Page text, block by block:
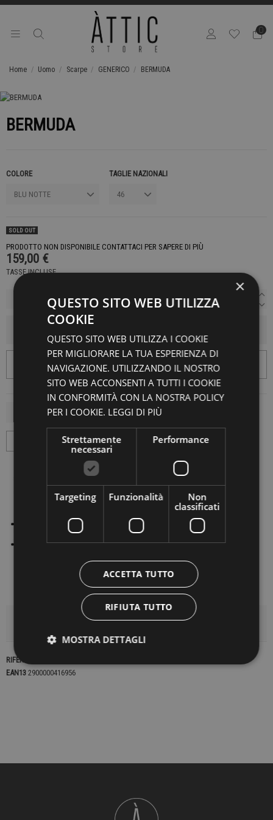
0
Home Uomo Scarpe GENERICO BERMUDA
BERMUDA
COLORE TAGLIE NAZIONALI
SOLD OUT
PRODOTTO NON DISPONIBILE CONTATTACI PER SAPERE DI PIÙ
159,00 €
TASSE INCLUSE
DETTAGLI DEL PRODOTTO
RIFERIMENTO
EAN13 2900000416956
×
QUESTO SITO WEB UTILIZZA
COOKIE
QUESTO SITO WEB UTILIZZA I COOKIE
PER MIGLIORARE LA TUA ESPERIENZA DI
NAVIGAZIONE. UTILIZZANDO IL NOSTRO
SITO WEB ACCONSENTI A TUTTI I COOKIE
IN CONFORMITÀ CON LA NOSTRA POLICY
PER I COOKIE. LEGGI DI PIÙ
Strettamente
necessari
Performance
Targeting Funzionalità
Non
classificati
ACCETTA TUTTO
RIFIUTA TUTTO
MOSTRA DETTAGLI